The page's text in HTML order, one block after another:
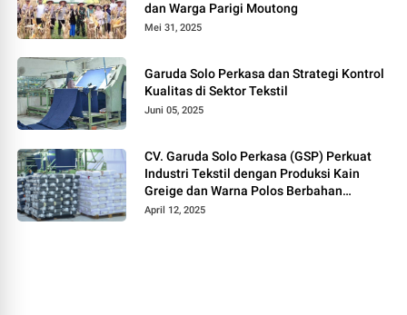
dan Warga Parigi Moutong
Mei 31, 2025
Garuda Solo Perkasa dan Strategi Kontrol
Kualitas di Sektor Tekstil
Juni 05, 2025
CV. Garuda Solo Perkasa (GSP) Perkuat
Industri Tekstil dengan Produksi Kain
Greige dan Warna Polos Berbahan
Tetoron Rayon
April 12, 2025